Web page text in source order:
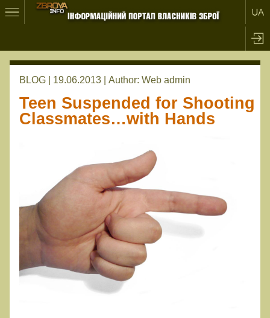
BLOG | 19.06.2013 | Author: Web admin
Teen Suspended for Shooting
Classmates…with Hands